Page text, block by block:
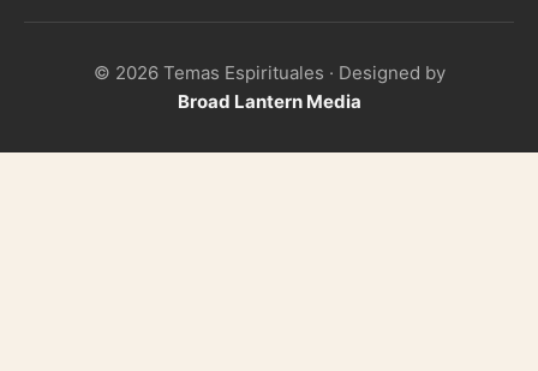
© 2026 Temas Espirituales · Designed by
Broad Lantern Media